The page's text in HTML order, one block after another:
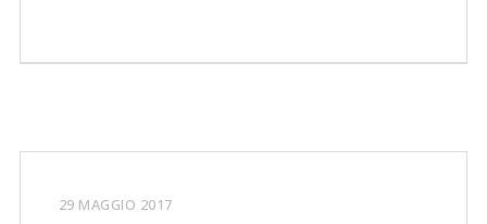
29 MAGGIO 2017